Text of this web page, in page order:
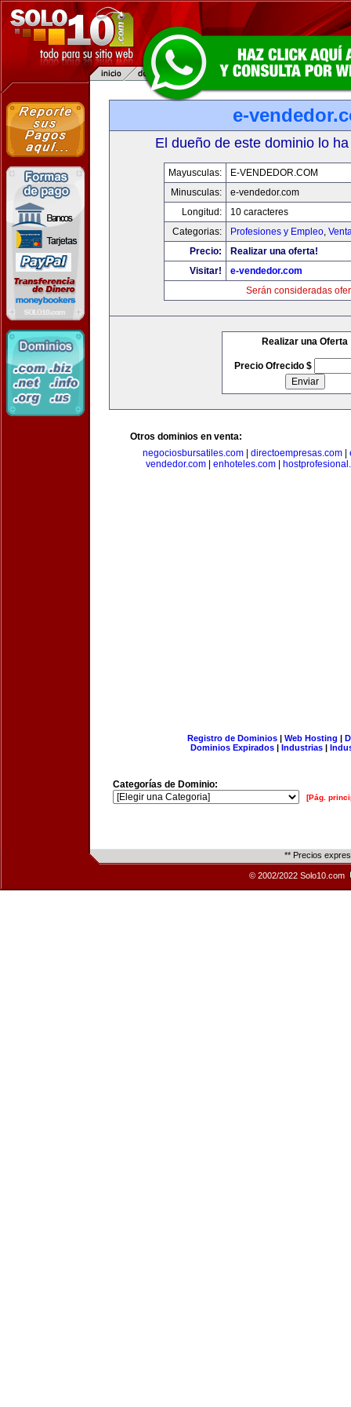
e-
El dueño de este dominio lo
Mayusculas:
E-VENDEDOR.COM
Minusculas:
e-vendedor.com
Longitud:
10 caracteres
Categorias:
Profesiones y Empleo,
Precio:
Realizar una oferta!
Visitar!
e-vendedor.com
Serán consideradas
Realizar una Oferta
Precio Ofrecido $
Otros dominios en venta:
negociosbursatiles.com
directoempresas.com
vendedor.com
enhoteles.com
Registro de Dominios| Web Hosting |
Dominios Expirados | Industrias |
Categorías de Dominio:
[Pág.
** Precios
© 2002/2022 Solo10.com